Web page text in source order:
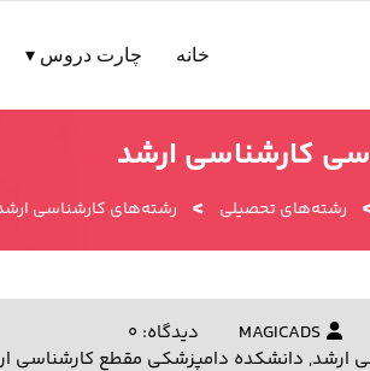
خانه چارت دروس ▾
کارشناسی ارشد
رشته‌های تحصیلی > رشته‌های کارشناسی
MAGICADS
دیدگاه: 0
ارشد, دانشکده دامپزشکی مقطع کارشناسی